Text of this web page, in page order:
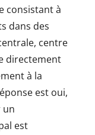
consistant à
dans des
centre
directement
à la
est oui,
un
est